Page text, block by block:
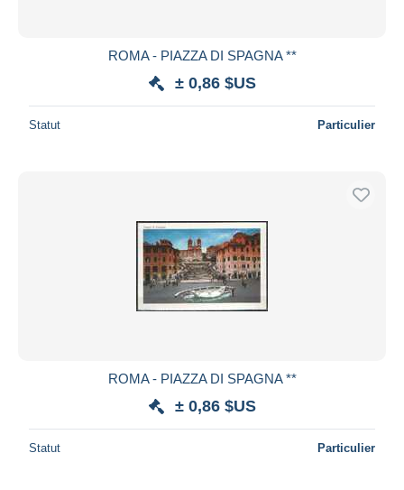
ROMA - PIAZZA DI SPAGNA **
± 0,86 $US
Statut Particulier
ROMA - PIAZZA DI SPAGNA **
± 0,86 $US
Statut Particulier